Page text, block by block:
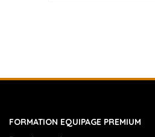
FORMATION EQUIPAGE PREMIUM